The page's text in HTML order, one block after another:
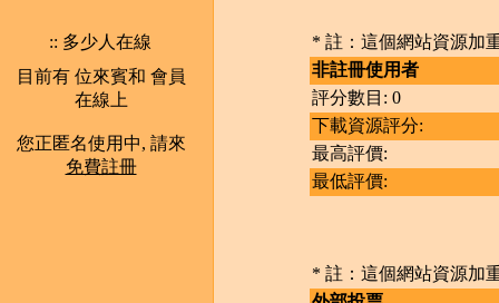
:: 多少人在線
目前有 位來賓和 會員
在線上
您正匿名使用中, 請來
免費註冊
* 註：這個網站資源加
非註冊使用者
評分數目: 0
下載資源評分:
最高評價:
最低評價:
* 註：這個網站資源加